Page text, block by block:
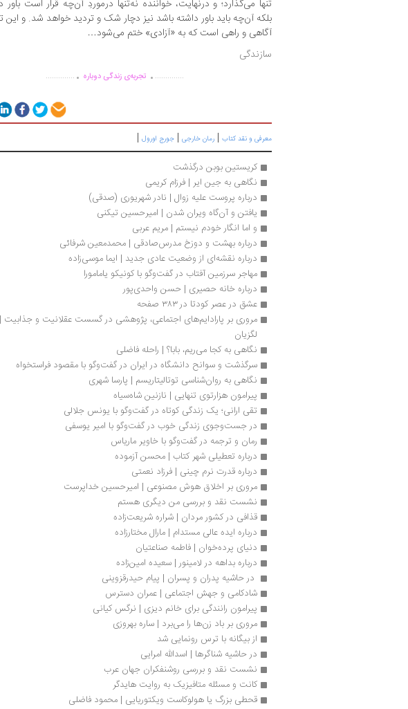
تنها می‌گذارد؛ و درنهایت، خواننده نه‌تنها درموردِ آن‌چه قرار است باور
بلکه آن‌چه باید باور داشته باشد نیز دچار شک و تردید خواهد شد. و این
آگاهی و راهی است که به «آزادی» ختم می‌شود…
سازندگی
.............. . تجربه‌ی زندگی دوباره . ..............
معرفی و نقد کتاب | رمان خارجی | جورج اورول |
کریستین بوبن درگذشت
نگاهی به جین ایر | فرزام کریمی
درباره پروست علیه زوال | نادر شهریوری (صدقی)
یافتن و آن‌گاه ویران شدن | امیرحسین تیكنی
و اما انگار خودم نیستم | مریم عربی
درباره بهشت و دوزخ مدرس‌صادقی | محمدمعین شرفائی
درباره نقشه‌ای از وضعیت عادی جدید | ایما موسی‌زاده
مهاجر سرزمین آفتاب در گفت‌وگو با کونیکو یامامورا
درباره خانه حصیری | حسن واحدی‌پور
عشق در عصر کودتا در ۳۸۳ صفحه
لگزیان
نگاهی به کجا می‌ریم، بابا؟ | راحله فاضلی
سرگذشت و سوانح دانشگاه در ایران در گفت‌وگو با مقصود فراستخواه
نگاهی به روان‌شناسی توتالیتاریسم | پارسا شهری
پیرامون هزارتوی تنهایی | نازنین شاه‌سیاه
تقی ارانی؛ یک زندگی کوتاه در گفت‌وگو با یونس جلالی
در جست‌وجوی زندگی خوب در گفت‌وگو با امیر یوسفی
رمان و ترجمه در گفت‌وگو با خاویر ماریاس
درباره تعطیلی شهر کتاب | محسن آزموده
درباره قدرت نرم چینی | فرزاد نعمتی
مروری بر اخلاق هوش مصنوعی | امیرحسین خداپرست
نشست نقد و بررسی من دیگری هستم
قذافی در کشور مردان | شراره شریعت‌زاده
درباره ایده عالی مستدام | مارال مختارزاده
دنیای پرده‌خوان | فاطمه صناعتیان
درباره بداهه در لامینور | سعیده امین‌زاده
در حاشیه پدران و پسران | پیام حیدرقزوینی
شادکامی و جهش اجتماعی | عمران دسترس
پیرامون رانندگی برای خانم دیزی | نرگس کیانی
مروری بر باد زن‌ها را می‌برد | ساره بهروزی
از بیگانه با ترس رونمایی شد
در حاشیه شناگرها | اسدالله امرایی
نشست نقد و بررسی روشنفکران جهان عرب
کانت و مسئله متافیزیک به روایت هایدگر
قحطی بزرگ یا هولوکاست ویکتوریایی | محمود فاضلی